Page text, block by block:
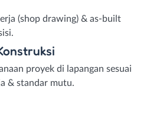
(shop drawing) & as-built
proyek di lapangan sesuai
& standar mutu.